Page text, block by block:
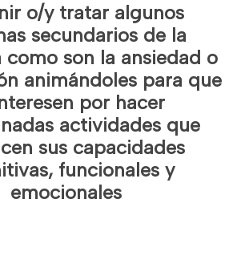
o/y tratar algunos
secundarios de la
como son la ansiedad o
animándoles para que
por hacer
actividades que
sus capacidades
funcionales y
emocionales